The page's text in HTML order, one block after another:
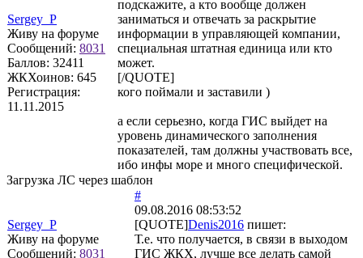
Sergey_P
Живу на форуме
Сообщений: 8031
Баллов: 32411
ЖКХоинов: 645
Регистрация:
11.11.2015
подскажите, а кто вообще должен
заниматься и отвечать за раскрытие
информации в управляющей компании,
специальная штатная единица или кто
может.
[/QUOTE]
кого поймали и заставили )
а если серьезно, когда ГИС выйдет на
уровень динамического заполнения
показателей, там должны участвовать все,
ибо инфы море и много специфической.
Загрузка ЛС через шаблон
Sergey_P
Живу на форуме
Сообщений: 8031
#
09.08.2016 08:53:52
[QUOTE]Denis2016 пишет:
Т.е. что получается, в связи в выходом
ГИС ЖКХ, лучше все делать самой